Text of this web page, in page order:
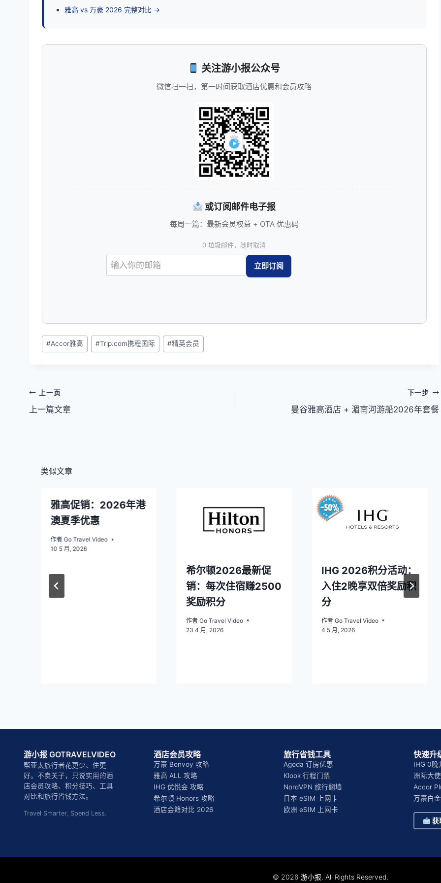
雅高 vs 万豪 2026 完整对比 →
关注游小报公众号
微信扫一扫，第一时间获取酒店优惠和会员攻略
或订阅邮件电子报
每周一篇：最新会员权益 + OTA 优惠码
0 垃圾邮件，随时取消
文
章
#Accor雅高 #Trip.com携程国际 #精英会员
文
章
上一页
上一篇文章
下一步
曼谷雅高酒店 + 湄南河游船2026年套餐
类似文章
雅高促销：2026年港
澳夏季优惠
作者 Go Travel Video
10 5 月, 2026
希尔顿2026最新促
销：每次住宿赚2500
奖励积分
作者 Go Travel Video
23 4 月, 2026
IHG 2026积分活动：
入住2晚享双倍奖励积
分
作者 Go Travel Video
4 5 月, 2026
游小报 GOTRAVELVIDEO
帮亚太旅行者花更少、住更
好。不卖关子，只说实用的酒
店会员攻略、积分技巧、工具
对比和旅行省钱方法。
Travel Smarter, Spend Less.
酒店会员攻略
万豪 Bonvoy 攻略
雅高 ALL 攻略
IHG 优悦会 攻略
希尔顿 Honors 攻略
酒店会籍对比 2026
旅行省钱工具
Agoda 订房优惠
Klook 行程门票
NordVPN 旅行翻墙
日本 eSIM 上网卡
欧洲 eSIM 上网卡
快速升
IHG 0晚
洲际大
Accor
万豪白
获
© 2026 游小报. All Rights Reserved.